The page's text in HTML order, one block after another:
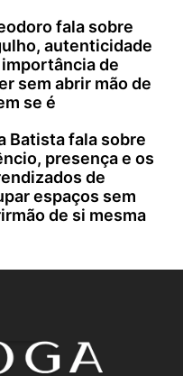
fala sobre
autenticidade
importância de
sem abrir mão de
se é
Batista fala sobre
presença e os
de
espaços sem
de si mesma